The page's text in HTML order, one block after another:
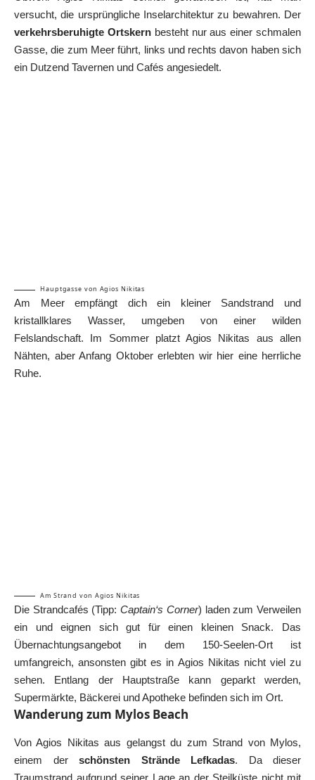
versucht, die ursprüngliche Inselarchitektur zu bewahren. Der
verkehrsberuhigte Ortskernbesteht nur aus einer schmalen
Gasse, die zum Meer führt, links und rechts davon haben sich
ein Dutzend Tavernen und Cafés angesiedelt.
Hauptgasse von Agios Nikitas
Am Meer empfängt dich ein kleiner Sandstrand und
kristallklares Wasser, umgeben von einer wilden
Felslandschaft. Im Sommer platzt Agios Nikitas aus allen
Nähten, aber Anfang Oktober erlebten wir hier eine herrliche
Ruhe.
Am Strand von Agios Nikitas
Die Strandcafés (Tipp:Captain‘s Corner) laden zum Verweilen
ein und eignen sich gut für einen kleinen Snack. Das
Übernachtungsangebot in dem 150-Seelen-Ort ist
umfangreich, ansonsten gibt es in Agios Nikitas nicht viel zu
sehen. Entlang der Hauptstraße kann geparkt werden,
Supermärkte, Bäckerei und Apotheke befinden sich im Ort.
Wanderung zum Mylos Beach
Von Agios Nikitas aus gelangst du zum Strand von Mylos,
einem der schönsten Strände Lefkadas. Da dieser
Traumstrand aufgrund seiner Lage an der Steilküste nicht mit